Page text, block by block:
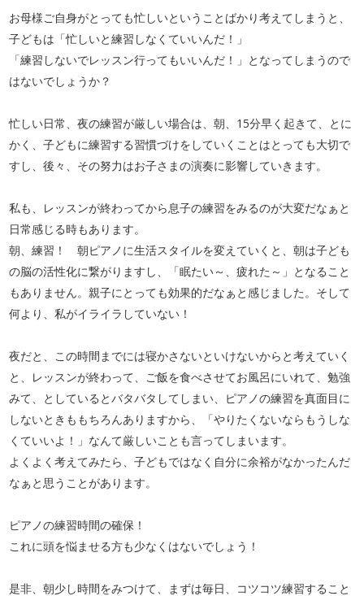
お母様ご自身がとっても忙しいということばかり考えてしまうと、
子どもは「忙しいと練習しなくていいんだ！」
「練習しないでレッスン行ってもいいんだ！」となってしまうので
はないでしょうか？
忙しい日常、夜の練習が厳しい場合は、朝、15分早く起きて、とに
かく、子どもに練習する習慣づけをしていくことはとっても大切で
すし、後々、その努力はお子さまの演奏に影響していきます。
私も、レッスンが終わってから息子の練習をみるのが大変だなぁと
日常感じる時もあります。
朝、練習！ 朝ピアノに生活スタイルを変えていくと、朝は子ども
の脳の活性化に繋がりますし、「眠たい～、疲れた～」となること
もありません。親子にとっても効果的だなぁと感じました。そして
何より、私がイライラしていない！
夜だと、この時間までには寝かさないといけないからと考えていく
と、レッスンが終わって、ご飯を食べさせてお風呂にいれて、勉強
みて、としているとバタバタしてしまい、ピアノの練習を真面目に
しないときももちろんありますから、「やりたくないならもうしな
くていいよ！」なんて厳しいことも言ってしまいます。
よくよく考えてみたら、子どもではなく自分に余裕がなかったんだ
なぁと思うことがあります。
ピアノの練習時間の確保！
これに頭を悩ませる方も少なくはないでしょう！
是非、朝少し時間をみつけて、まずは毎日、コツコツ練習すること